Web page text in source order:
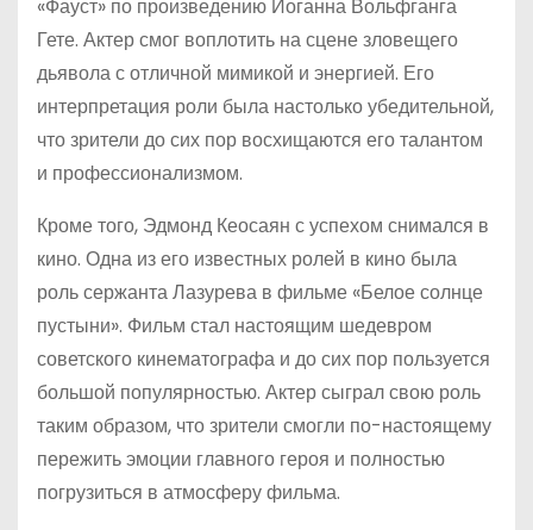
«Фауст» по произведению Иоганна Вольфганга
Гете. Актер смог воплотить на сцене зловещего
дьявола с отличной мимикой и энергией. Его
интерпретация роли была настолько убедительной,
что зрители до сих пор восхищаются его талантом
и профессионализмом.
Кроме того, Эдмонд Кеосаян с успехом снимался в
кино. Одна из его известных ролей в кино была
роль сержанта Лазурева в фильме «Белое солнце
пустыни». Фильм стал настоящим шедевром
советского кинематографа и до сих пор пользуется
большой популярностью. Актер сыграл свою роль
таким образом, что зрители смогли по-настоящему
пережить эмоции главного героя и полностью
погрузиться в атмосферу фильма.